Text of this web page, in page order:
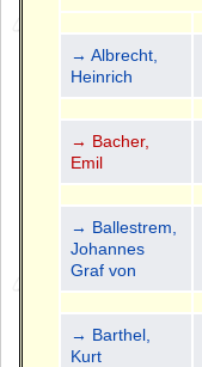
→ Albrecht,
Heinrich
→ Bacher,
Emil
→ Ballestrem,
Johannes
Graf von
→ Barthel,
Kurt